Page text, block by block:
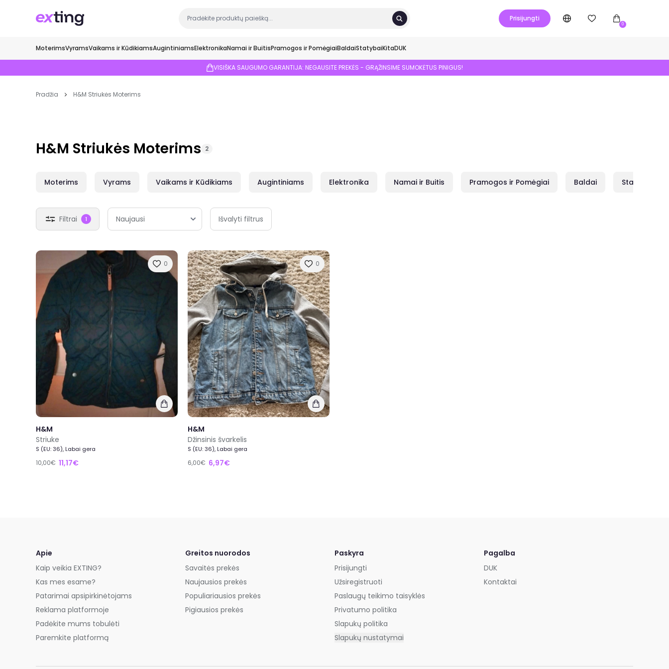
Prisijungti
0
MoterimsVyramsVaikams ir KūdikiamsAugintiniamsElektronikaNamai ir BuitisPramogos ir PomėgiaiBaldaiStatybaiKitaDUK
VISIŠKA SAUGUMO GARANTIJA: NEGAUSITE PREKĖS - GRĄŽINSIME SUMOKĖTUS PINIGUS!
Pradžia H&M Striukės Moterims
H&M Striukės Moterims 2
Moterims Vyrams Vaikams ir Kūdikiams Augintiniams Elektronika Namai ir Buitis Pramogos ir Pomėgiai Baldai Statybai
Filtrai 1 Išvalyti filtrus
0
H&M
Striuke
S (EU: 36), Labai gera
10,00€ 11,17€
0
H&M
Džinsinis švarkelis
S (EU: 36), Labai gera
6,00€ 6,97€
Apie
Kaip veikia EXTING?
Kas mes esame?
Patarimai apsipirkinėtojams
Reklama platformoje
Padėkite mums tobulėti
Paremkite platformą
Greitos nuorodos
Savaitės prekės
Naujausios prekės
Populiariausios prekės
Pigiausios prekės
Paskyra
Prisijungti
Užsiregistruoti
Paslaugų teikimo taisyklės
Privatumo politika
Slapukų politika
Slapukų nustatymai
Pagalba
DUK
Kontaktai